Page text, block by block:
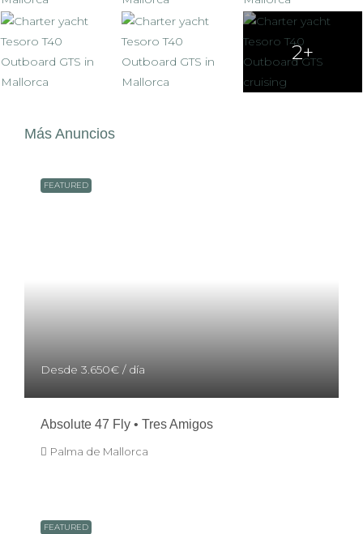
2+
Más Anuncios
FEATURED
Desde 3.650€ / día
Absolute 47 Fly • Tres Amigos
Palma de Mallorca
FEATURED